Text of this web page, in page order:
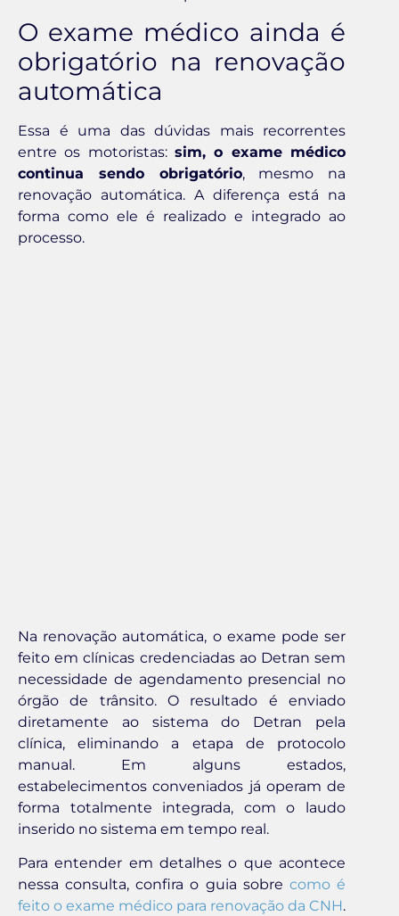
O exame médico ainda é
obrigatório na renovação
automática
Essa é uma das dúvidas mais recorrentes
entre os motoristas: sim, o exame médico
continua sendo obrigatório, mesmo na
renovação automática. A diferença está na
forma como ele é realizado e integrado ao
processo.
Na renovação automática, o exame pode ser
feito em clínicas credenciadas ao Detran sem
necessidade de agendamento presencial no
órgão de trânsito. O resultado é enviado
diretamente ao sistema do Detran pela
clínica, eliminando a etapa de protocolo
manual. Em alguns estados,
estabelecimentos conveniados já operam de
forma totalmente integrada, com o laudo
inserido no sistema em tempo real.
Para entender em detalhes o que acontece
nessa consulta, confira o guia sobre como é
feito o exame médico para renovação da CNH.